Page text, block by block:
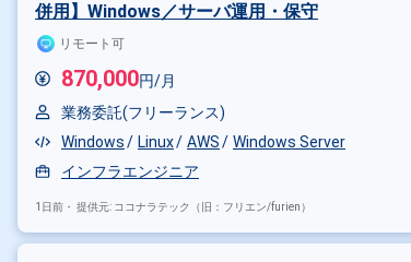
併用】Windows／サーバ運用・保守
リモート可
870,000円/月
業務委託(フリーランス)
Windows
Linux AWS
Windows Server
インフラエンジニア
1日前・ 提供元: ココナラテック（旧：フリエン/furien）